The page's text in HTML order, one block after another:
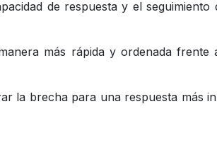
de respuesta y el seguimiento
más rápida y ordenada frente
la brecha para una respuesta más